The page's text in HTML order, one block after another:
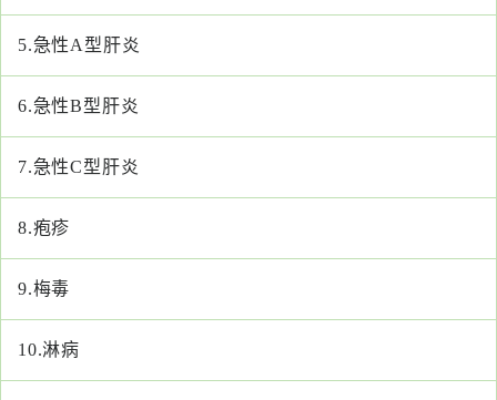
務
就
醫
指
藥
5.急性A型肝炎
6.急性B型肝炎
7.急性C型肝炎
8.疱疹
9.梅毒
10.淋病